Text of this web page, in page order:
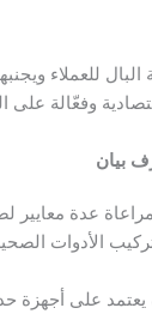
للعملاء
وفعّالة على
بيان
عدة معايير
الأدوات
يعتمد على أجهزة